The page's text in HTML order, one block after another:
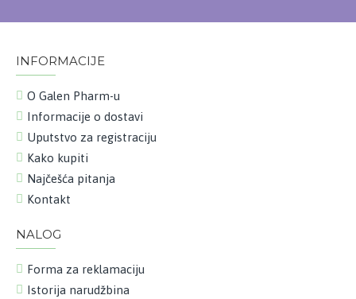
INFORMACIJE
O Galen Pharm-u
Informacije o dostavi
Uputstvo za registraciju
Kako kupiti
Najčešća pitanja
Kontakt
NALOG
Forma za reklamaciju
Istorija narudžbina